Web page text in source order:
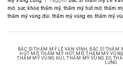
mỡ, sức khỏe thẩm mỹ, thẩm mỹ hút mỡ, thẩm
thẩm mỹ vùng đùi, thẩm mỹ vùng eo, thẩm mỹ
BÁC SĨ THẨM MỸ LÊ VĂN VĨNH, BÁC SĨ THẪM
HÚT MỠ, THẨM MỸ HÚT MỠ,THẨM MỸ
THẨM MỸ VÙNG ĐÙI,THẨM MỸ VÙNG EO,
LƯNG